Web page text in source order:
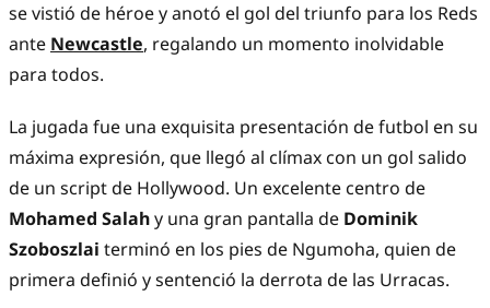
se vistió de héroe y anotó el gol del triunfo para los Reds
ante Newcastle, regalando un momento inolvidable
para todos.
La jugada fue una exquisita presentación de futbol en su
máxima expresión, que llegó al clímax con un gol salido
de un script de Hollywood. Un excelente centro de
Mohamed Salahy una gran pantalla de Dominik
Szoboszlai terminó en los pies de Ngumoha, quien de
primera definió y sentenció la derrota de las Urracas.